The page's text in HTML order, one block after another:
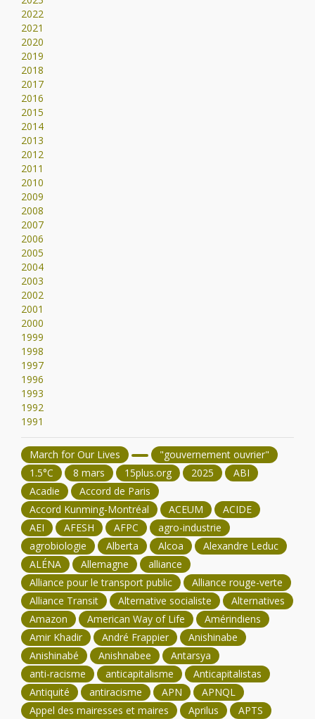
2022
2021
2020
2019
2018
2017
2016
2015
2014
2013
2012
2011
2010
2009
2008
2007
2006
2005
2004
2003
2002
2001
2000
1999
1998
1997
1996
1993
1992
1991
March for Our Lives
"gouvernement ouvrier"
1.5°C
8 mars 15plus.org 2025
ABI
Acadie
Accord de Paris
Accord Kunming-Montréal
ACEUM
ACIDE
AEI
AFESH AFPC
agro-industrie
agrobiologie
Alberta Alcoa
Alexandre Leduc
ALÉNA
Allemagne
alliance
Alliance pour le transport public
Alliance rouge-verte
Alliance Transit
Alternative socialiste
Alternatives
Amazon
American Way of Life
Amérindiens
Amir Khadir
André Frappier
Anishinabe
Anishinabé
Anishnabee
Antarsya
anti-racisme
anticapitalisme
Anticapitalistas
Antiquité
antiracisme APN
APNQL
Appel des mairesses et maires
Aprilus
APTS